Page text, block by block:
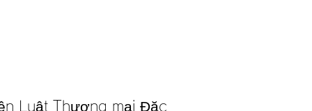
Luật Thương mại Đặc